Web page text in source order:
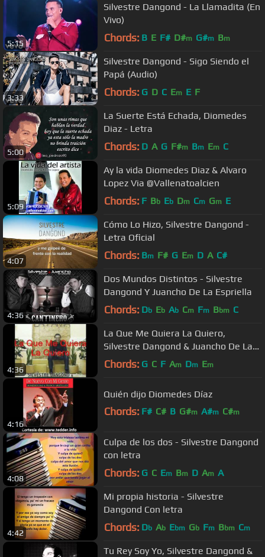
5:15
Silvestre Dangond - La Llamadita (En
Vivo)
Chords: B E F# D#m G#m Bm
3:33
Silvestre Dangond - Sigo Siendo el
Papá (Audio)
Chords: G D C Em E F
5:00
La Suerte Está Echada, Diomedes
Diaz - Letra
Chords: D A G F#m Bm Em C
5:09
Ay la vida Diomedes Diaz & Alvaro
Lopez Via @Vallenatoalcien
Chords: F Bb Eb Dm Cm Gm E
4:07
Cómo Lo Hizo, Silvestre Dangond -
Letra Oficial
Chords: Bm F# G Em D A C#
4:36
Dos Mundos Distintos - Silvestre
Dangond Y Juancho De La Espriella
Chords: Db Eb Ab Cm Fm Bbm C
4:36
La Que Me Quiera La Quiero,
Silvestre Dangond & Juancho De La
Espriella - Audio
Chords: G C F Am Dm Em
4:16
Quién dijo Diomedes Díaz
Chords: F# C# B G#m A#m C#m
4:08
Culpa de los dos - Silvestre Dangond
con letra
Chords: G C Em Bm D Am A
4:42
Mi propia historia - Silvestre
Dangond Con letra
Chords: Db Ab Ebm Gb Fm Bbm Cm
Tu Rey Soy Yo, Silvestre Dangond &